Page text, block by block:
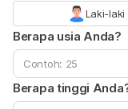
Laki-laki
Berapa usia Anda?
Berapa tinggi